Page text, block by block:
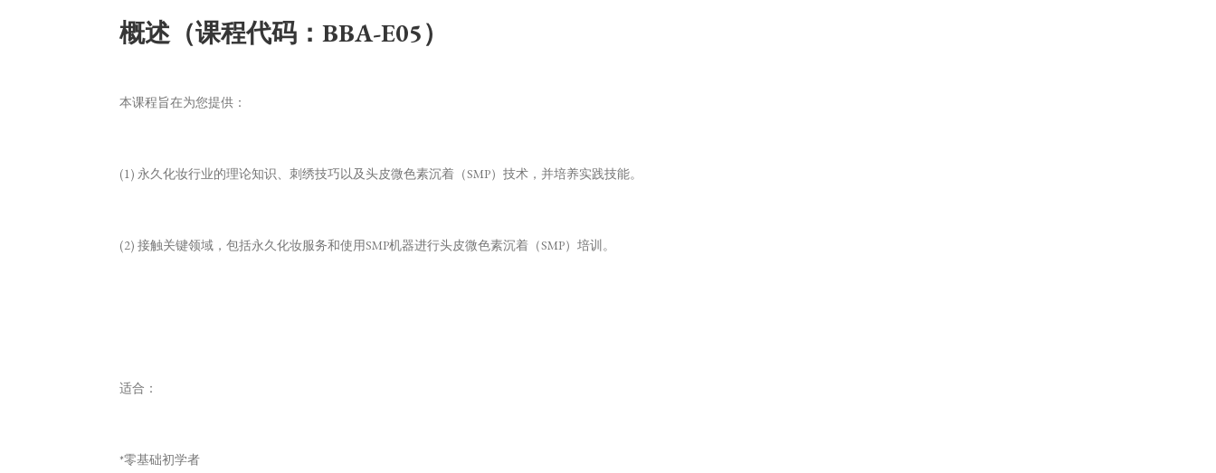
概述（课程代码：BBA-E05）
本课程旨在为您提供：
(1) 永久化妆行业的理论知识、刺绣技巧以及头皮微色素沉着（SMP）技术，并培养实践技能。
(2) 接触关键领域，包括永久化妆服务和使用SMP机器进行头皮微色素沉着（SMP）培训。
适合：
*零基础初学者